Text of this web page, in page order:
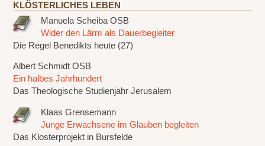
KLÖSTERLICHES LEBEN
Manuela Scheiba OSB
Wider den Lärm als Dauerbegleiter
Die Regel Benedikts heute (27)
Albert Schmidt OSB
Ein halbes Jahrhundert
Das Theologische Studienjahr Jerusalem
Klaas Grensemann
Junge Erwachsene im Glauben begleiten
Das Klosterprojekt in Bursfelde